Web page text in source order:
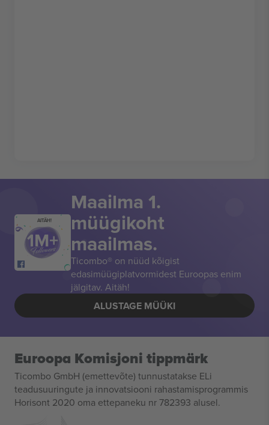
AITÄH!
Maailma 1.
müügikoht
maailmas.
Ticombo® on nüüd kõigist
edasimüügiplatvormidest Euroopas enim
jälgitav. Aitäh!
ALUSTAGE MÜÜKI
Euroopa Komisjoni tippmärk
Ticombo GmbH (emettevõte) tunnustatakse ELi
teadusuuringute ja innovatsiooni rahastamisprogrammis
Horisont 2020 oma ettepaneku nr 782393 alusel.